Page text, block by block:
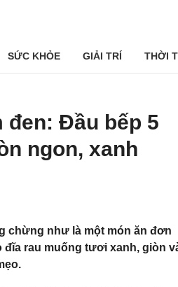
SỨC KHỎE GIẢI TRÍ THỜI
đen: Đầu bếp 5
ngon, xanh
chừng như là một món ăn đơn
rau muống tươi xanh, giòn